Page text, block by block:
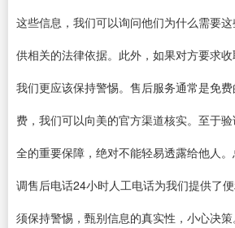
这些信息，我们可以询问他们为什么需要
供相关的法律依据。此外，如果对方要求收
我们更应该保持警惕。售后服务通常是免
费，我们可以向美的官方渠道核实。至于
全的重要保障，绝对不能轻易透露给他人
调售后电话24小时人工电话为我们提供了
须保持警惕，甄别信息的真实性，小心决